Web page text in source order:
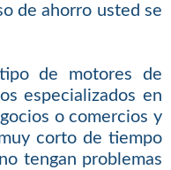
de ahorro usted se
de motores de
especializados en
o comercios y
corto de tiempo
tengan problemas